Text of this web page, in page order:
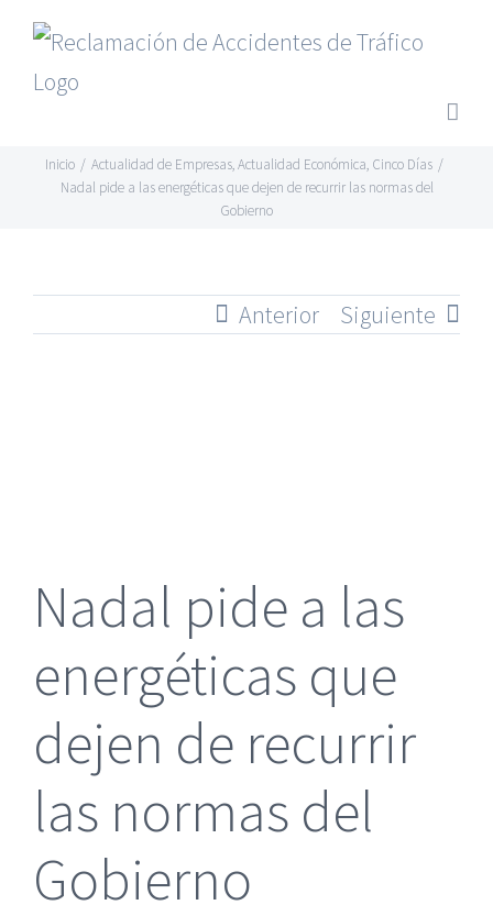
Saltar
contenido
Inicio / Actualidad de Empresas,Actualidad Económica, Cinco Días /
Nadal pide a las energéticas que dejen de recurrir las normas del
Gobierno
Anterior Siguiente
Nadal pide a las
energéticas que
dejen de recurrir
las normas del
Gobierno